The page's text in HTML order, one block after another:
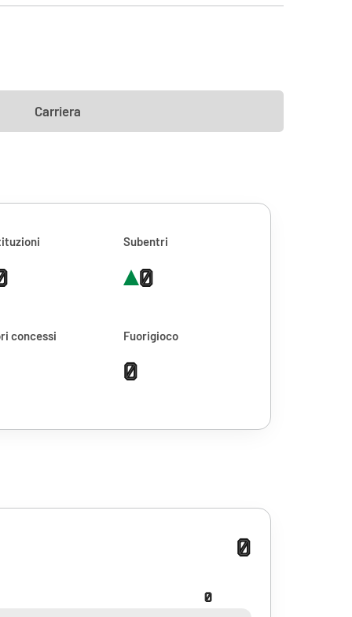
Carriera
Subentri
0
concessi Fuorigioco
0
0
0